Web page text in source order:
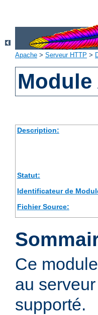
Apache > Serveur HTTP >
Description:
Statut:
Identificateur de
Fichier Source:
Ce
au
supporté.